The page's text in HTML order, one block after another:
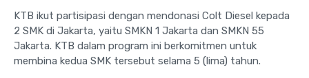
KTB ikut partisipasi dengan mendonasi Colt Diesel kepada
2 SMK di Jakarta, yaitu SMKN 1 Jakarta dan SMKN 55
Jakarta. KTB dalam program ini berkomitmen untuk
membina kedua SMK tersebut selama 5 (lima) tahun.